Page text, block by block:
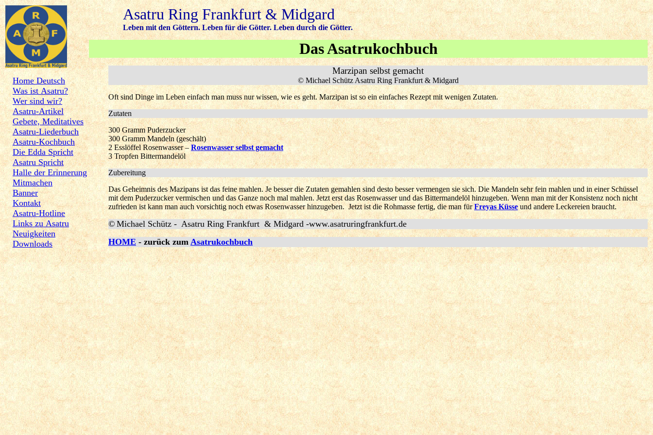
Home Deutsch
Was ist Asatru?
Wer sind wir?
Asatru-Artikel
Gebete, Meditatives
Asatru-Liederbuch
Asatru-Kochbuch
Die Edda Spricht
Asatru Spricht
Halle der Erinnerung
Mitmachen
Banner
Kontakt
Asatru-Hotline
Links zu Asatru
Neuigkeiten
Downloads
Asatru Ring Frankfurt & Midgard
Leben mit den Göttern. Leben für die Götter. Leben durch die Götter.
Das Asatrukochbuch
Marzipan selbst gemacht
© Michael Schütz Asatru Ring Frankfurt & Midgard
Oft sind Dinge im Leben einfach man muss nur wissen, wie es geht. Marzipan ist so ein einfaches Rezept mit wenigen Zutaten.
Zutaten
300 Gramm Puderzucker
300 Gramm Mandeln (geschält)
2 Esslöffel Rosenwasser –Rosenwasser selbst gemacht
3 Tropfen Bittermandelöl
Zubereitung
Das Geheimnis des Mazipans ist das feine mahlen. Je besser die Zutaten gemahlen sind desto besser vermengen sie sich. Die Mandeln sehr fein mahlen und in einer Schüssel
mit dem Puderzucker vermischen und das Ganze noch mal mahlen. Jetzt erst das Rosenwasser und das Bittermandelöl hinzugeben. Wenn man mit der Konsistenz noch nicht
zufrieden ist kann man auch vorsichtig noch etwas Rosenwasser hinzugeben. Jetzt ist die Rohmasse fertig, die man fürFreyas Küsseund andere Leckereien braucht.
© Michael Schütz - Asatru Ring Frankfurt & Midgard -www.asatruringfrankfurt.de
HOME - zurück zum Asatrukochbuch